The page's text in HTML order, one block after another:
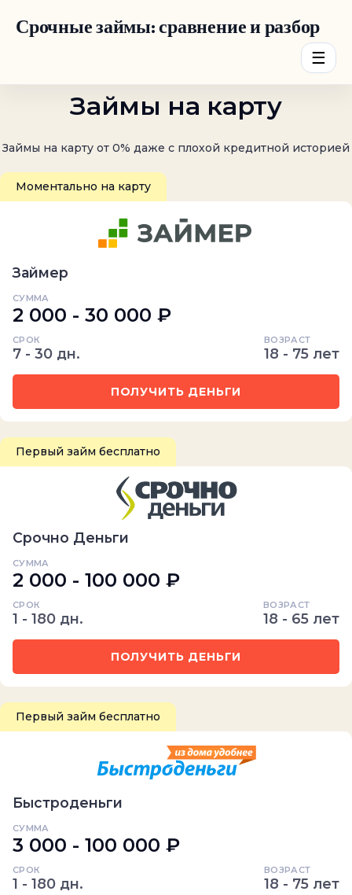
Срочные займы: сравнение и разбор
☰
Займы на карту
Займы на карту от 0% даже с плохой кредитной историей
Моментально на карту
Займер
СУММА
2 000 - 30 000 ₽
СРОК
7 - 30 дн.
ВОЗРАСТ
18 - 75 лет
ПОЛУЧИТЬ ДЕНЬГИ
Первый займ бесплатно
Срочно Деньги
СУММА
2 000 - 100 000 ₽
СРОК
1 - 180 дн.
ВОЗРАСТ
18 - 65 лет
ПОЛУЧИТЬ ДЕНЬГИ
Первый займ бесплатно
Быстроденьги
СУММА
3 000 - 100 000 ₽
СРОК
1 - 180 дн.
ВОЗРАСТ
18 - 75 лет